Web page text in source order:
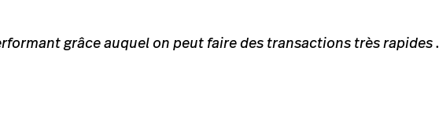
grâce auquel on peut faire des transactions très rapides .